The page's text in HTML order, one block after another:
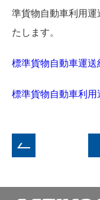
準貨物自動車利用
たします。
標準貨物自動車運送
標準貨物自動車利用